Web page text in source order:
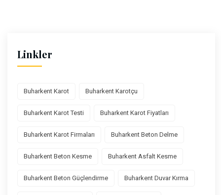
Linkler
Buharkent Karot Buharkent Karotçu
Buharkent Karot Testi Buharkent Karot Fiyatları
Buharkent Karot Firmaları Buharkent Beton Delme
Buharkent Beton Kesme Buharkent Asfalt Kesme
Buharkent Beton Güçlendirme Buharkent Duvar Kırma